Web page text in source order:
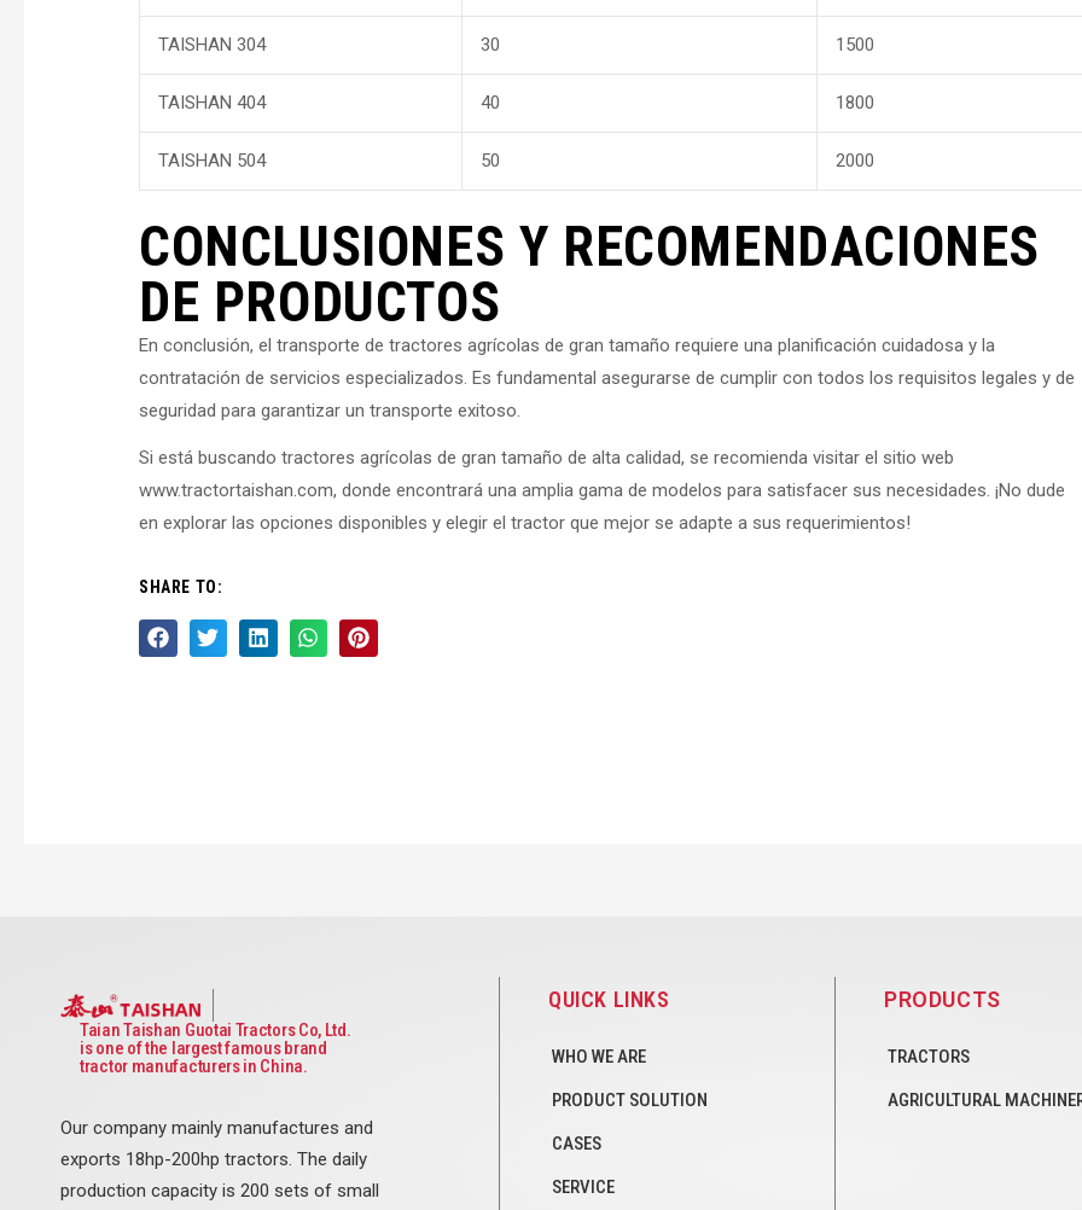
TAISHAN 304 30 1500
TAISHAN 404 40 1800
TAISHAN 504 50 2000
CONCLUSIONES Y RECOMENDACIONES
DE PRODUCTOS
En conclusión, el transporte de tractores agrícolas de gran tamaño requiere una planificación cuidadosa y la
contratación de servicios especializados. Es fundamental asegurarse de cumplir con todos los requisitos legales y de
seguridad para garantizar un transporte exitoso.
Si está buscando tractores agrícolas de gran tamaño de alta calidad, se recomienda visitar el sitio web
www.tractortaishan.com, donde encontrará una amplia gama de modelos para satisfacer sus necesidades. ¡No dude
en explorar las opciones disponibles y elegir el tractor que mejor se adapte a sus requerimientos!
SHARE TO:
Taian Taishan Guotai Tractors Co, Ltd.
is one of the largest famous brand
tractor manufacturers in China.
Our company mainly manufactures and
exports 18hp-200hp tractors. The daily
production capacity is 200 sets of small
QUICK LINKS
WHO WE ARE
PRODUCT SOLUTION
CASES
SERVICE
PRODUCTS
TRACTORS
AGRICULTURAL